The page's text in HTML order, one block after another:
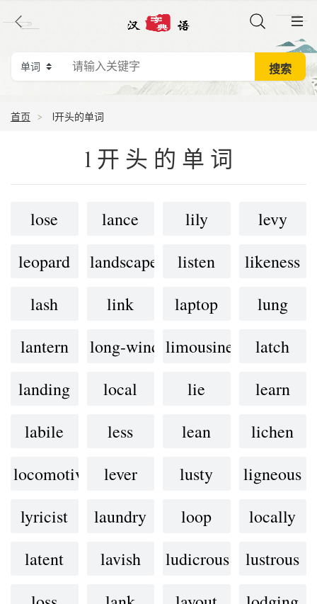
首页 l开头的单词
l开头的单词
lose lance lily
levy
leopard
landscape listen
likeness
lash
link laptop
lung
lantern
long-windedlimousine
latch
landing
local lie
learn
labile
less lean
lichen
locomotive
lever lusty
ligneous
lyricist
laundry loop
locally
latent
lavish ludicrous
lustrous